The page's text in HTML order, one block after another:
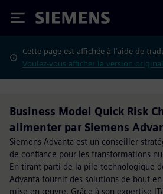
Siemens
Cette page est affichée à l'aide de
Voulez-vous afficher la version
Business Model Quick Risk
alimenter par Siemens
Siemens Advanta est un conseiller
de confiance pour les transformations
En tirant parti de la pile technologique
Advanta fournit des solutions de bout
mise en œuvre. Grâce à son expertise